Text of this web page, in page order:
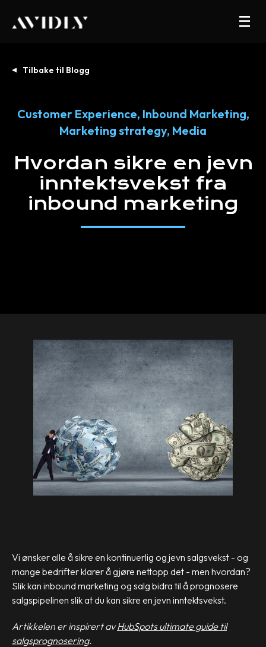
Tilbake til Blogg
Customer Experience, Inbound Marketing,
Marketing strategy, Media
Hvordan sikre en jevn
inntektsvekst fra
inbound marketing
Vi ønsker alle å sikre en kontinuerlig og jevn salgsvekst - og
mange bedrifter klarer å gjøre nettopp det - men hvordan?
Slik kan inbound marketing og salg bidra til å prognosere
salgspipelinen slik at du kan sikre en jevn inntektsvekst.
Artikkelen er inspirert avHubSpots ultimate guide til
salgsprognosering.